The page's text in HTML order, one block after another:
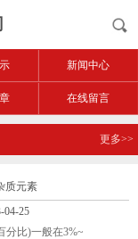
新闻中心
在线留言
更多>>
质元素
04-25
分比)一般在3%~